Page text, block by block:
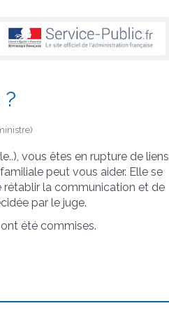
vous êtes en rupture de liens
peut vous aider. Elle se
la communication et de
par le juge.
été commises.